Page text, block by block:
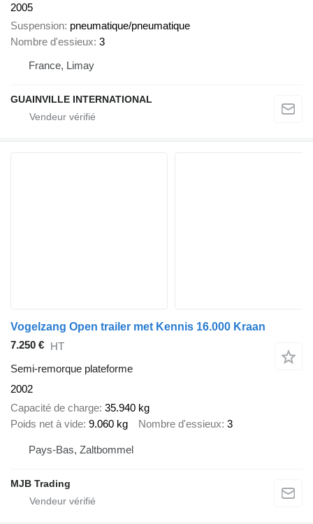
2005
Suspension pneumatique/pneumatique
Nombre d'essieux 3
France, Limay
GUAINVILLE INTERNATIONAL
Vogelzang Open trailer met Kennis 16.000 Kraan
7.250 € HT
Semi-remorque plateforme
2002
Capacité de charge 35.940 kg
Poids net à vide 9.060 kg Nombre d'essieux 3
Pays-Bas, Zaltbommel
MJB Trading